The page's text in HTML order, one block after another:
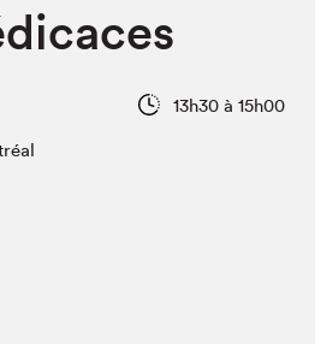
Programmation dans la ville
Vidéos et balados13h30 à 15h00